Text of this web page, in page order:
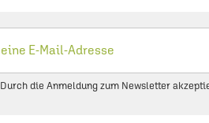
Durch die Anmeldung zum Newsletter